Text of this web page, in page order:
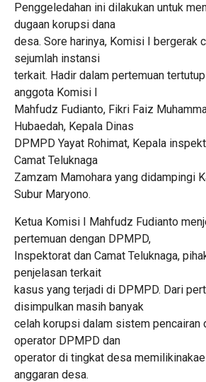
Penggeledahan ini dilakukan untuk
dugaan korupsi dana
desa. Sore harinya, Komisi I bergerak
sejumlah instansi
terkait. Hadir dalam pertemuan
anggota Komisi I
Mahfudz Fudianto, Fikri Faiz
Hubaedah, Kepala Dinas
DPMPD Yayat Rohimat, Kepala
Camat Teluknaga
Zamzam Mamohara yang didampingi
Subur Maryono.
Ketua Komisi I Mahfudz Fudianto
pertemuan dengan DPMPD,
Inspektorat dan Camat Teluknaga,
penjelasan terkait
kasus yang terjadi di DPMPD. Dari
disimpulkan masih banyak
celah korupsi dalam sistem pencairan
operator DPMPD dan
operator di tingkat desa
anggaran desa.